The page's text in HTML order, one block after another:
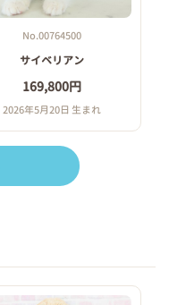
No.00764500
サイベリアン
169,800円
2026年5月20日 生まれ